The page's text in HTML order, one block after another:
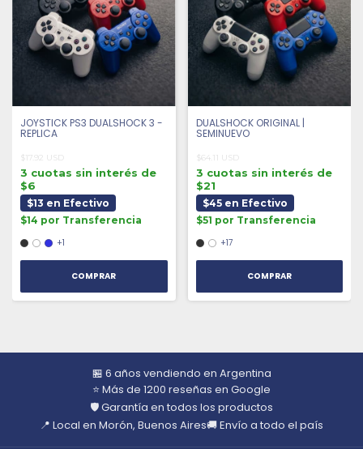
JOYSTICK PS3 DUALSHOCK 3 -
REPLICA
$17.92 USD
3 cuotas sin interés de
$6
$13 en Efectivo
$14 por Transferencia
+1
COMPRAR
DUALSHOCK ORIGINAL |
SEMINUEVO
$64.11 USD
3 cuotas sin interés de
$21
$45 en Efectivo
$51 por Transferencia
+17
COMPRAR
🏪 6 años vendiendo en Argentina
⭐ Más de 1200 reseñas en Google
🛡️ Garantía en todos los productos
📍 Local en Morón, Buenos Aires🚚 Envío a todo el país